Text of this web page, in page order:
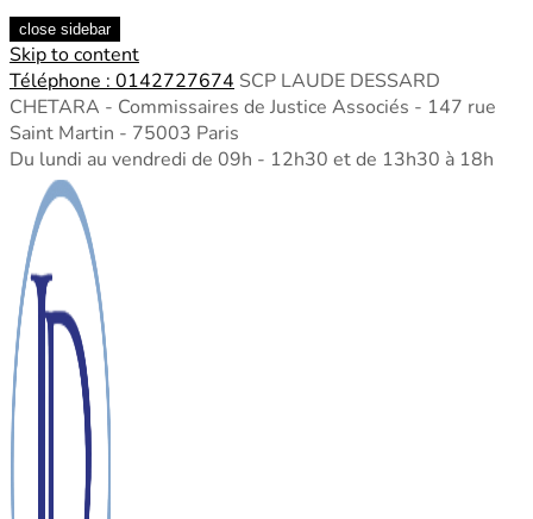
close sidebar
Skip to content
Téléphone : 0142727674 SCP LAUDE DESSARD
CHETARA - Commissaires de Justice Associés - 147 rue
Saint Martin - 75003 Paris
Du lundi au vendredi de 09h - 12h30 et de 13h30 à 18h